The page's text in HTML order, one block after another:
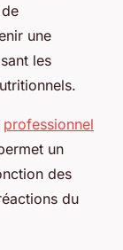
une
les
professionnel
un
des
du